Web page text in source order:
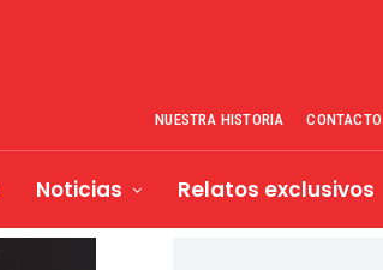
NUESTRA HISTORIA CONTACTO
Noticias Relatos exclusivos